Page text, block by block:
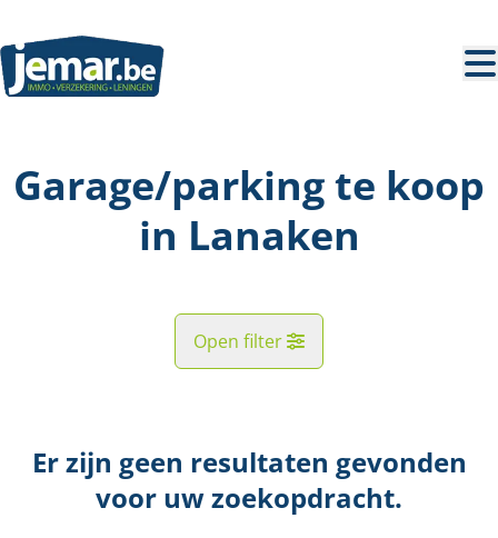
Garage/parking te koop
in Lanaken
Open filter
Lanaken (3620) Remove
Kaartweergave
Er zijn geen resultaten gevonden
voor uw zoekopdracht.